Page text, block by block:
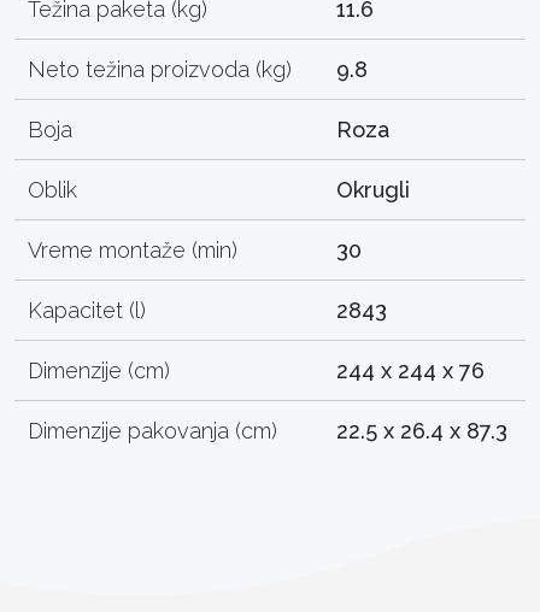
Težina paketa (kg) 11.6
Neto težina proizvoda (kg) 9.8
Boja Roza
Oblik Okrugli
Vreme montaže (min) 30
Kapacitet (l) 2843
Dimenzije (cm) 244 x 244 x 76
Dimenzije pakovanja (cm) 22.5 x 26.4 x 87.3